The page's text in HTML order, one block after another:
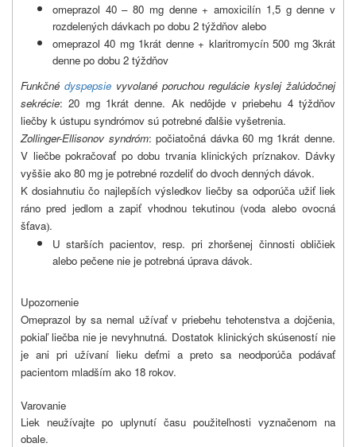
omeprazol 40 – 80 mg denne + amoxicilín 1,5 g denne v
rozdelených dávkach po dobu 2 týždňov alebo
omeprazol 40 mg 1krát denne + klaritromycín 500 mg 3krát
denne po dobu 2 týždňov
Funkčné dyspepsievyvolané poruchou regulácie kyslej žalúdočnej
sekrécie: 20 mg 1krát denne. Ak nedôjde v priebehu 4 týždňov
liečby k ústupu syndrómov sú potrebné ďalšie vyšetrenia.
Zollinger-Ellisonov syndróm: počiatočná dávka 60 mg 1krát denne.
V liečbe pokračovať po dobu trvania klinických príznakov. Dávky
vyššie ako 80 mg je potrebné rozdeliť do dvoch denných dávok.
K dosiahnutiu čo najlepších výsledkov liečby sa odporúča užiť liek
ráno pred jedlom a zapiť vhodnou tekutinou (voda alebo ovocná
šťava).
U starších pacientov, resp. pri zhoršenej činnosti obličiek
alebo pečene nie je potrebná úprava dávok.
Upozornenie
Omeprazol by sa nemal užívať v priebehu tehotenstva a dojčenia,
pokiaľ liečba nie je nevyhnutná. Dostatok klinických skúseností nie
je ani pri užívaní lieku deťmi a preto sa neodporúča podávať
pacientom mladším ako 18 rokov.
Varovanie
Liek neužívajte po uplynutí času použiteľnosti vyznačenom na
obale.